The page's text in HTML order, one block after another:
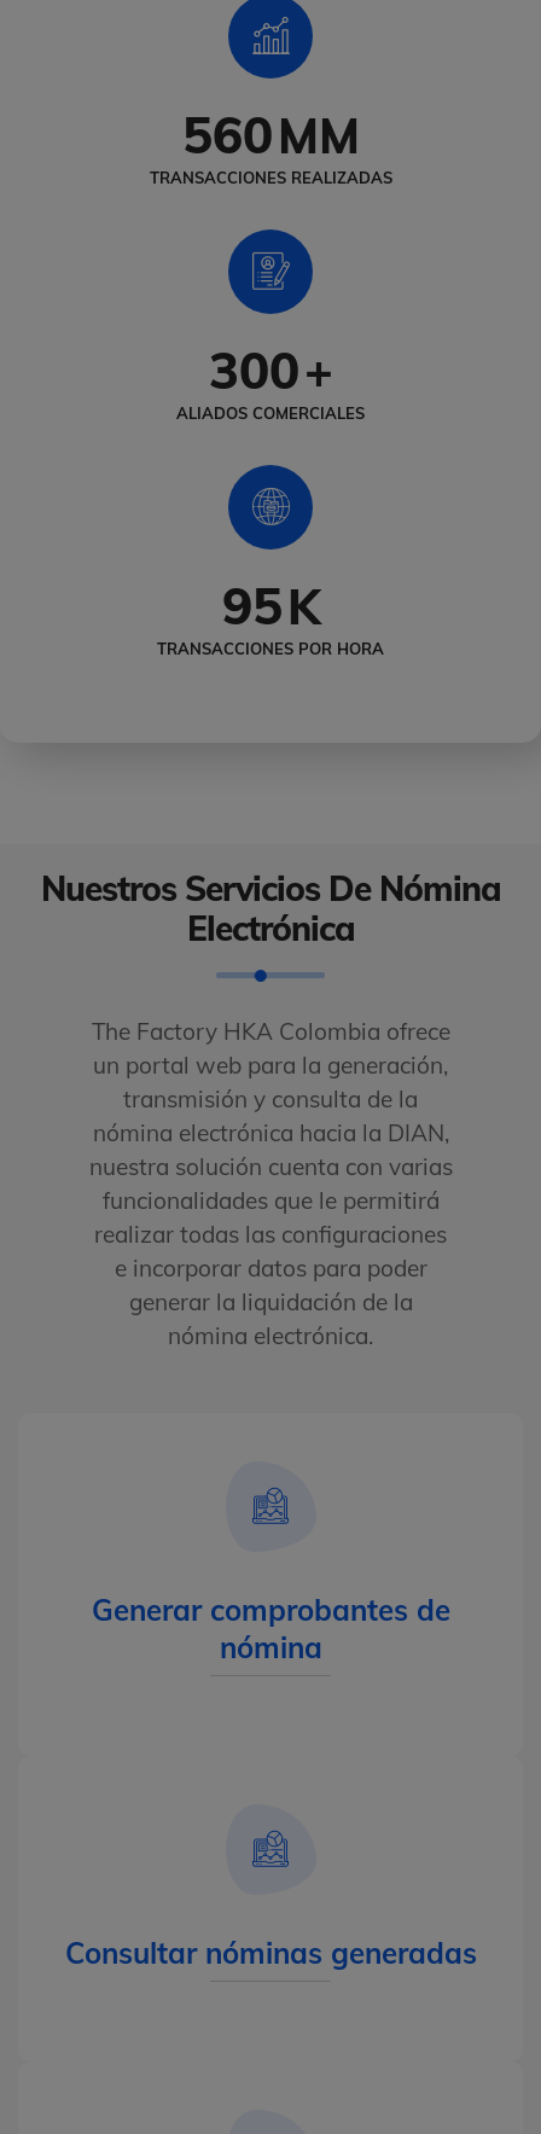
560MM
TRANSACCIONES REALIZADAS
300+
ALIADOS COMERCIALES
95K
TRANSACCIONES POR HORA
Nuestros Servicios De Nómina
Electrónica
The Factory HKA Colombia ofrece
un portal web para la generación,
transmisión y consulta de la
nómina electrónica hacia la DIAN,
nuestra solución cuenta con varias
funcionalidades que le permitirá
realizar todas las configuraciones
e incorporar datos para poder
generar la liquidación de la
nómina electrónica.
Generar comprobantes de
nómina
Consultar nóminas generadas